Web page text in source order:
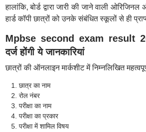
हालांकि, बोर्ड द्वारा जारी की जाने वाली
हार्ड कॉपी छात्रों को उनके संबंधित स्कूलों से ही
Mpbse second exam result
दर्ज होंगी ये जानकारियां
छात्रों की ऑनलाइन मार्कशीट में निम्नलिखित
छात्र का नाम
रोल नंबर
परीक्षा का नाम
परीक्षा का प्रकार
परीक्षा में शामिल विषय